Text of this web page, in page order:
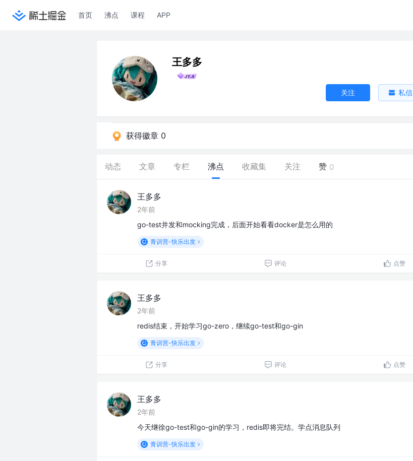
首页 沸点 课程 APP
王多多
关注 私信
获得徽章 0
动态 文章 专栏 沸点 收藏集 关注 赞 0
王多多
2年前
go-test并发和mocking完成，后面开始看看docker是怎么用的
青训营-快乐出发
分享 评论 点赞
王多多
2年前
redis结束，开始学习go-zero，继续go-test和go-gin
青训营-快乐出发
分享 评论 点赞
王多多
2年前
今天继徐go-test和go-gin的学习，redis即将完结。学点消息队列
青训营-快乐出发